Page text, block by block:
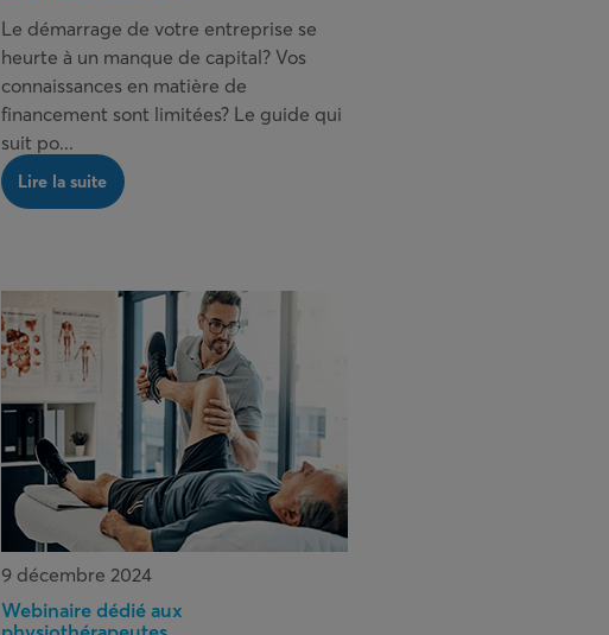
Le démarrage de votre entreprise se
heurte à un manque de capital? Vos
connaissances en matière de
financement sont limitées? Le guide qui
suit po...
Lire la suite
9 décembre 2024
Webinaire dédié aux